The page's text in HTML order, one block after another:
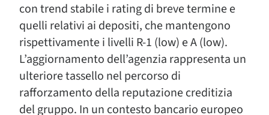
con trend stabile i rating di breve termine e
quelli relativi ai depositi, che mantengono
rispettivamente i livelli R-1 (low) e A (low).
L’aggiornamento dell’agenzia rappresenta un
ulteriore tassello nel percorso di
rafforzamento della reputazione creditizia
del gruppo. In un contesto bancario europeo